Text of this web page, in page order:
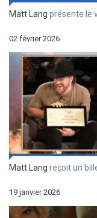
Matt Lang présente le
02 février 2026
Matt Lang reçoit un
19 janvier 2026